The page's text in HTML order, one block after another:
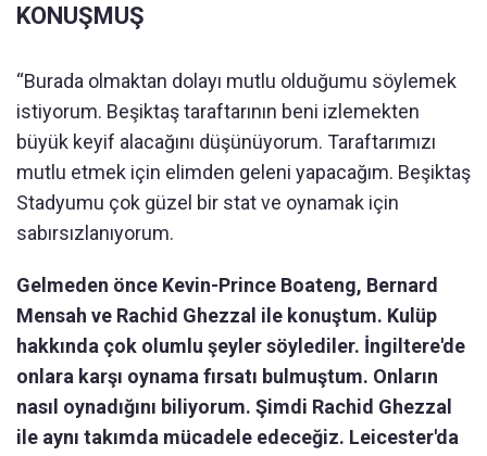
KONUŞMUŞ
“Burada olmaktan dolayı mutlu olduğumu söylemek
istiyorum. Beşiktaş taraftarının beni izlemekten
büyük keyif alacağını düşünüyorum. Taraftarımızı
mutlu etmek için elimden geleni yapacağım. Beşiktaş
Stadyumu çok güzel bir stat ve oynamak için
sabırsızlanıyorum.
Gelmeden önce Kevin-Prince Boateng, Bernard
Mensah ve Rachid Ghezzal ile konuştum. Kulüp
hakkında çok olumlu şeyler söylediler. İngiltere'de
onlara karşı oynama fırsatı bulmuştum. Onların
nasıl oynadığını biliyorum. Şimdi Rachid Ghezzal
ile aynı takımda mücadele edeceğiz. Leicester'da